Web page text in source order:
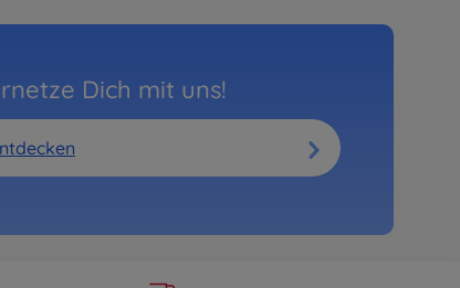
Dich mit uns!